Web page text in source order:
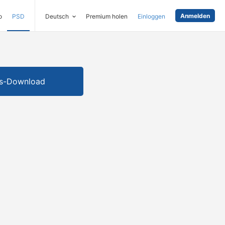
PSD Deutsch Premium holen Einloggen Anmelden
Download